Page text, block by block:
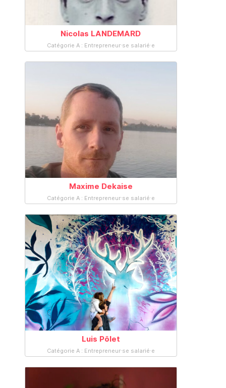
Nicolas LANDEMARD
Catégorie A : Entrepreneur·se salarié·e
Maxime Dekaise
Catégorie A : Entrepreneur·se salarié·e
Luis Pôlet
Catégorie A : Entrepreneur·se salarié·e